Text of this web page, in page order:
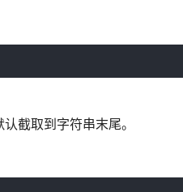
截取到字符串末尾。